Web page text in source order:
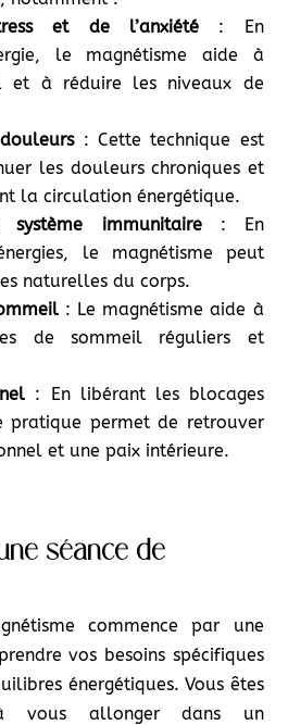
et de l’anxiété: En
le magnétisme aide à
et à réduire les niveaux de
: Cette technique est
les douleurs chroniques et
la circulation énergétique.
système immunitaire: En
le magnétisme peut
naturelles du corps.
: Le magnétisme aide à
de sommeil réguliers et
: En libérant les blocages
pratique permet de retrouver
et une paix intérieure.
séance de
commence par une
vos besoins spécifiques
énergétiques. Vous êtes
vous allonger dans un